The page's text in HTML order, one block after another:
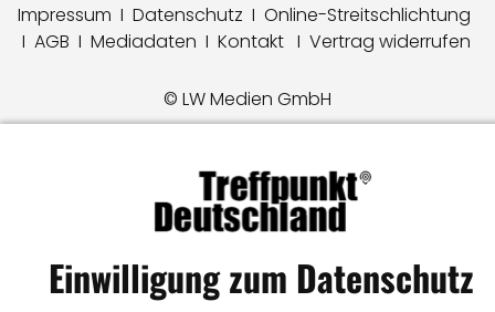
Impressum I Datenschutz I Online-Streitschlichtung
I AGB I Mediadaten I Kontakt I Vertrag widerrufen
© LW Medien GmbH
Einwilligung zum Datenschutz